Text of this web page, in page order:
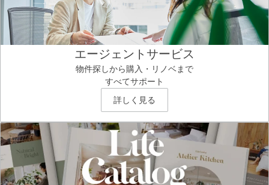
エージェントサービス
物件探しから購入・リノベまで
すべてサポート
詳しく見る